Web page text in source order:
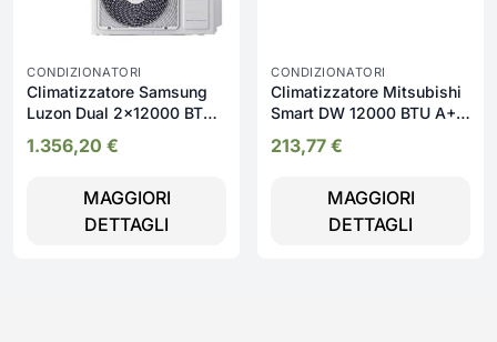
CONDIZIONATORI
Climatizzatore Samsung
Luzon Dual 2x12000 BTU
1.356,20 €
MAGGIORI
DETTAGLI
CONDIZIONATORI
Climatizzatore Mitsubishi
Smart DW 12000 BTU A++
Monosplit/Multisplit
213,77 €
MAGGIORI
DETTAGLI